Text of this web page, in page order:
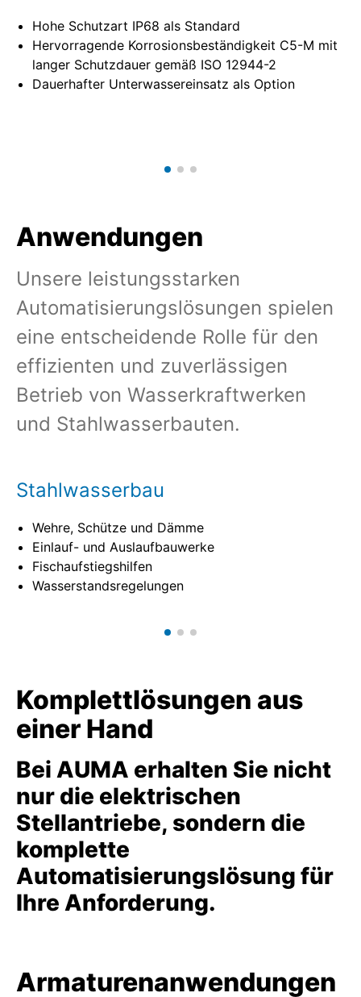
Hohe Schutzart IP68 als Standard
Hervorragende Korrosionsbeständigkeit C5-M mit
langer Schutzdauer gemäß ISO 12944-2
Dauerhafter Unterwassereinsatz als Option
Anwendungen
Unsere leistungsstarken
Automatisierungslösungen spielen
eine entscheidende Rolle für den
effizienten und zuverlässigen
Betrieb von Wasserkraftwerken
und Stahlwasserbauten.
Stahlwasserbau
Wehre, Schütze und Dämme
Einlauf- und Auslaufbauwerke
Fischaufstiegshilfen
Wasserstandsregelungen
Komplettlösungen aus
einer Hand
Bei AUMA erhalten Sie nicht
nur die elektrischen
Stellantriebe, sondern die
komplette
Automatisierungslösung für
Ihre Anforderung.
Armaturenanwendungen